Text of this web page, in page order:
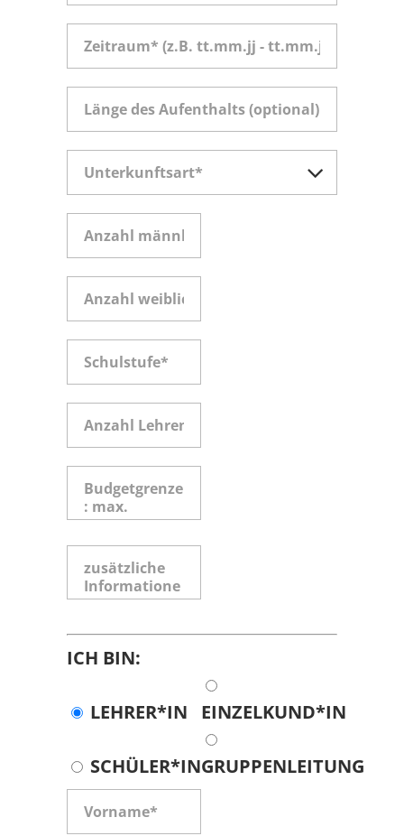
ICH BIN:
LEHRER*IN EINZELKUND*IN
SCHÜLER*INGRUPPENLEITUNG